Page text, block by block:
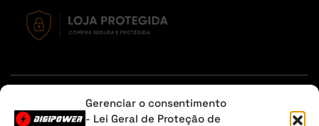
Gerenciar o consentimento
- Lei Geral de Proteção de
ou na aba contato.